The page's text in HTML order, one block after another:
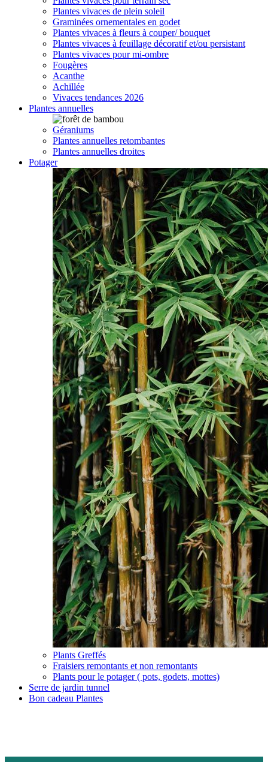
Plantes vivaces de plein soleil
Graminées ornementales en godet
Plantes vivaces à fleurs à couper/ bouquet
Plantes vivaces à feuillage décoratif et/ou persistant
Plantes vivaces pour mi-ombre
Fougères
Acanthe
Achillée
Vivaces tendances 2026
Plantes annuelles
Géraniums
Plantes annuelles retombantes
Plantes annuelles droites
Potager
Plants Greffés
Fraisiers remontants et non remontants
Plants pour le potager ( pots, godets, mottes)
Serre de jardin tunnel
Bon cadeau Plantes